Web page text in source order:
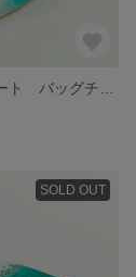
SOLD OUT